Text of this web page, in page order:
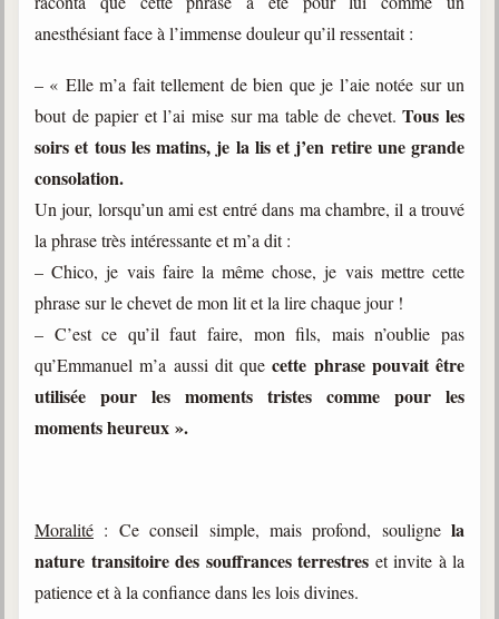
anesthésiant face à l’immense douleur qu’il ressentait :
– « Elle m’a fait tellement de bien que je l’aie notée sur un
bout de papier et l’ai mise sur ma table de chevet.Tous les
soirs et tous les matins, je la lis et j’en retire une grande
consolation.
Un jour, lorsqu’un ami est entré dans ma chambre, il a trouvé
la phrase très intéressante et m’a dit :
– Chico, je vais faire la même chose, je vais mettre cette
phrase sur le chevet de mon lit et la lire chaque jour !
– C’est ce qu’il faut faire, mon fils, mais n’oublie pas
qu’Emmanuel m’a aussi dit quecette phrase pouvait être
utilisée pour les moments tristes comme pour les
moments heureux ».
Moralité : Ce conseil simple, mais profond, souligne la
nature transitoire des souffrances terrestres et invite à la
patience et à la confiance dans les lois divines.